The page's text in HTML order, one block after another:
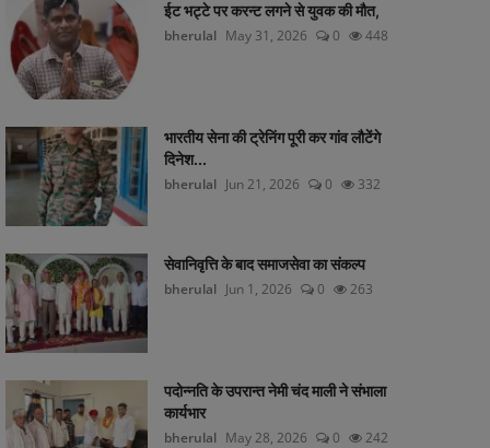
ईट भट्टे पर करन्ट लगने से युवक की मौत,
bherulal May 31, 2026 0 448
भारतीय सेना की ट्रेनिंग पूरी कर गांव लौटेंगे
दिनेश...
bherulal Jun 21, 2026 0 332
सेवानिवृत्ति के बाद समाजसेवा का संकल्प
bherulal Jun 1, 2026 0 263
पदोन्नति के उपरान्त नेमी चंद माली ने संभाला
कार्यभार
bherulal May 28, 2026 0 242